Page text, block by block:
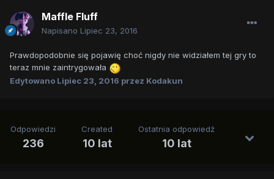
Maffle Fluff
Napisano Lipiec 23, 2016
Prawdopodobnie się pojawię choć nigdy nie widziałem tej gry to
teraz mnie zaintrygowała
Edytowano Lipiec 23, 2016 przez Kodakun
Odpowiedzi
236
Created
10 lat
Ostatnia odpowiedź
10 lat